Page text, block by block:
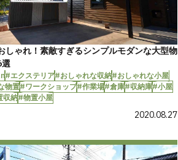
しゃれ！素敵すぎるシンプルモダンな大型物
選
#エクステリア#おしゃれな収納#おしゃれな小屋
物置#ワークショップ#作業場#倉庫#収納庫#小屋
収納#物置小屋
2020.08.27